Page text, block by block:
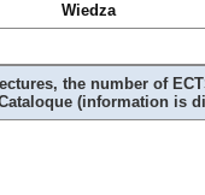
Wiedza
the number of
(information is